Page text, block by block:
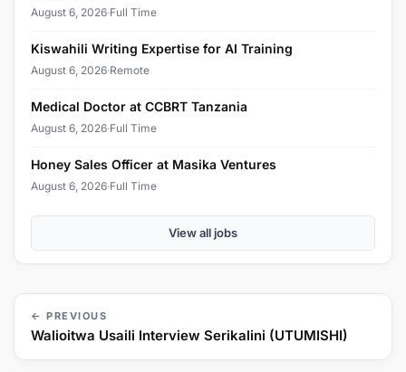
August 6, 2026·Full Time
Kiswahili Writing Expertise for AI Training
August 6, 2026·Remote
Medical Doctor at CCBRT Tanzania
August 6, 2026·Full Time
Honey Sales Officer at Masika Ventures
August 6, 2026·Full Time
View all jobs
← PREVIOUS
Walioitwa Usaili Interview Serikalini (UTUMISHI)